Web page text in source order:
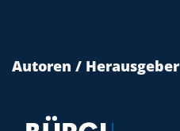
Autoren / Herausgeber